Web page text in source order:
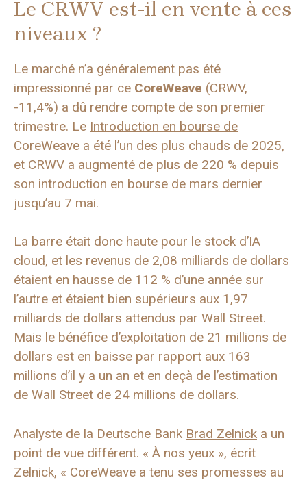
Le CRWV est-il en vente à ces
niveaux ?
Le marché n’a généralement pas été
impressionné par ce CoreWeave (CRWV,
-11,4%) a dû rendre compte de son premier
trimestre. Le Introduction en bourse de
CoreWeave a été l’un des plus chauds de 2025,
et CRWV a augmenté de plus de 220 % depuis
son introduction en bourse de mars dernier
jusqu’au 7 mai.
La barre était donc haute pour le stock d’IA
cloud, et les revenus de 2,08 milliards de dollars
étaient en hausse de 112 % d’une année sur
l’autre et étaient bien supérieurs aux 1,97
milliards de dollars attendus par Wall Street.
Mais le bénéfice d’exploitation de 21 millions de
dollars est en baisse par rapport aux 163
millions d’il y a un an et en deçà de l’estimation
de Wall Street de 24 millions de dollars.
Analyste de la Deutsche Bank Brad Zelnick a un
point de vue différent. « À nos yeux », écrit
Zelnick, « CoreWeave a tenu ses promesses au